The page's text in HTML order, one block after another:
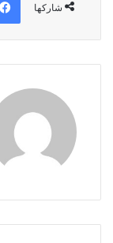
شاركها